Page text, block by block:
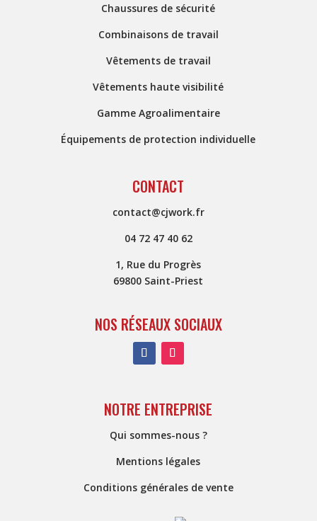
Chaussures de sécurité
Combinaisons de travail
Vêtements de travail
Vêtements haute visibilité
Gamme Agroalimentaire
Équipements de protection individuelle
CONTACT
contact@cjwork.fr
04 72 47 40 62
1, Rue du Progrès
69800 Saint-Priest
NOS RÉSEAUX SOCIAUX
NOTRE ENTREPRISE
Qui sommes-nous ?
Mentions légales
Conditions générales de vente